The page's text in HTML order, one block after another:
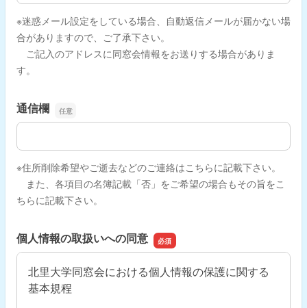
※迷惑メール設定をしている場合、自動返信メールが届かない場
合がありますので、ご了承下さい。
ご記入のアドレスに同窓会情報をお送りする場合がありま
す。
通信欄
通信欄
※住所削除希望やご逝去などのご連絡はこちらに記載下さい。
また、各項目の名簿記載「否」をご希望の場合もその旨をこ
ちらに記載下さい。
個人情報の取扱いへの同意
北里大学同窓会における個人情報の保護に関する
基本規程